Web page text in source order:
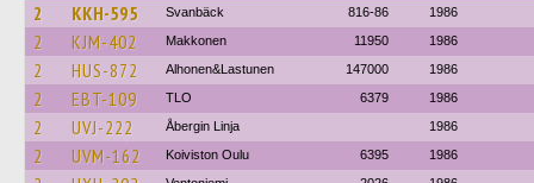
2 KKH-595 Svanbäck 816-86 1986
2 KJM-402 Makkonen 11950 1986
2 HUS-872 Alhonen&Lastunen 147000 1986
2 EBT-109 TLO 6379 1986
2 UVJ-222 Åbergin Linja 1986
2 UVM-162 Koiviston Oulu 6395 1986